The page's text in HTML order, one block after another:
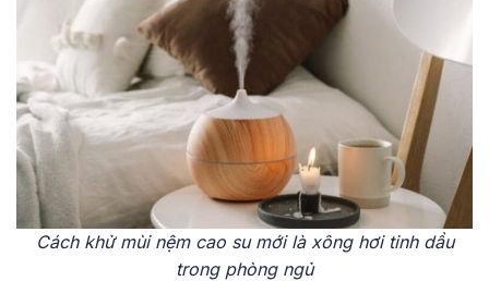
Cách khử mùi nệm cao su mới là xông hơi tinh dầu
trong phòng ngủ